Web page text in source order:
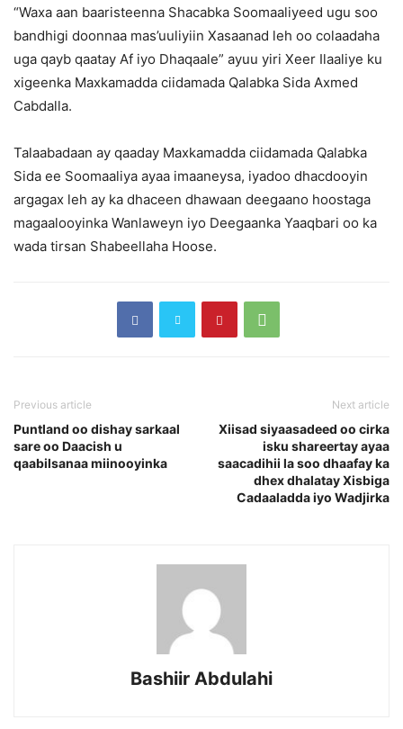
“Waxa aan baaristeenna Shacabka Soomaaliyeed ugu soo
bandhigi doonnaa mas’uuliyiin Xasaanad leh oo colaadaha
uga qayb qaatay Af iyo Dhaqaale” ayuu yiri Xeer Ilaaliye ku
xigeenka Maxkamadda ciidamada Qalabka Sida Axmed
Cabdalla.
Talaabadaan ay qaaday Maxkamadda ciidamada Qalabka
Sida ee Soomaaliya ayaa imaaneysa, iyadoo dhacdooyin
argagax leh ay ka dhaceen dhawaan deegaano hoostaga
magaalooyinka Wanlaweyn iyo Deegaanka Yaaqbari oo ka
wada tirsan Shabeellaha Hoose.
Previous article
Puntland oo dishay sarkaal
sare oo Daacish u
qaabilsanaa miinooyinka
Next article
Xiisad siyaasadeed oo cirka
isku shareertay ayaa
saacadihii la soo dhaafay ka
dhex dhalatay Xisbiga
Cadaaladda iyo Wadjirka
Bashiir Abdulahi